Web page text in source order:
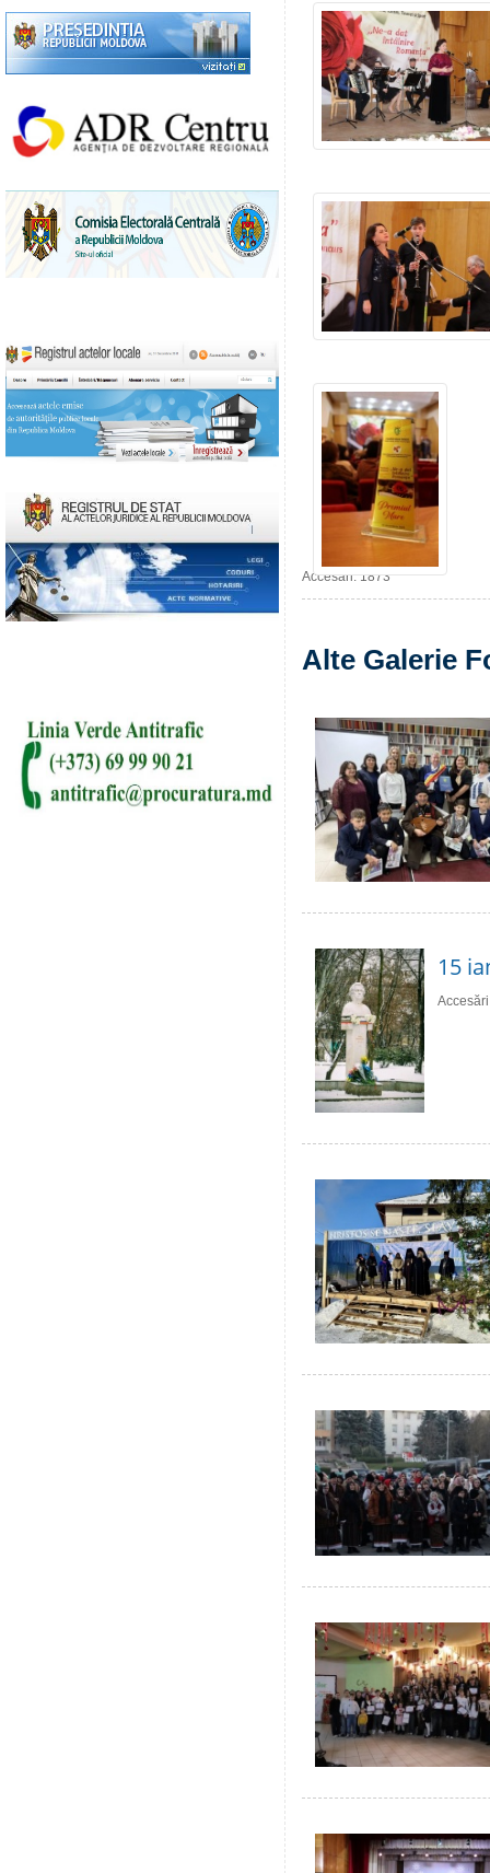
Accesări: 1873
Alte Galerie
15